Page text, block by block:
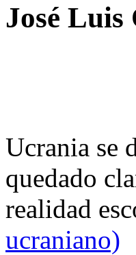
José
Ucrania se
quedado
realidad
ucraniano)